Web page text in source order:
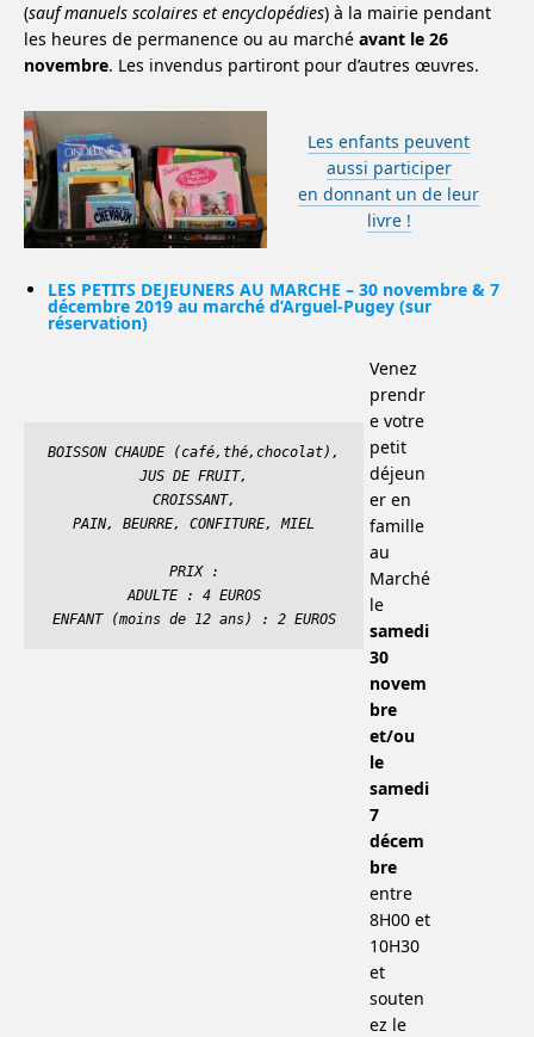
(sauf manuels scolaires et encyclopédies) à la mairie pendant
les heures de permanence ou au marché avant le 26
novembre. Les invendus partiront pour d’autres œuvres.
Les enfants peuvent
aussi participer
en donnant un de leur
livre !
LES PETITS DEJEUNERS AU MARCHE – 30 novembre & 7
décembre 2019 au marché d’Arguel-Pugey (sur
réservation)
BOISSON CHAUDE (café,thé,chocolat),
JUS DE FRUIT,
CROISSANT,
PAIN, BEURRE, CONFITURE, MIEL
PRIX :
ADULTE : 4 EUROS
ENFANT (moins de 12 ans) : 2 EUROS
Venez
prendr
e votre
petit
déjeun
er en
famille
au
Marché
le
samedi
30
novem
bre
et/ou
le
samedi
7
décem
bre
entre
8H00 et
10H30
et
souten
ez le